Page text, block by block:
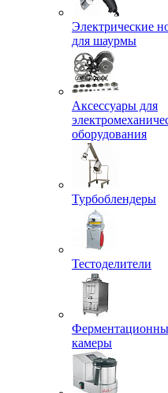
Электрические
для шаурмы
Аксессуары для
оборудования
Турбоблендеры
Тестоделители
камеры